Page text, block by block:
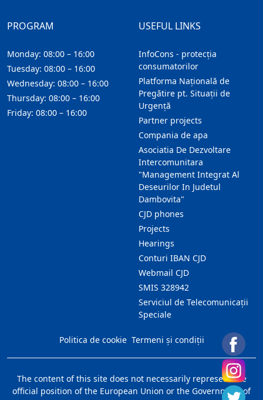
USEFUL LINKS
InfoCons - protecția
consumatorilor
Platforma Națională de
Pregătire pt. Situații de
Urgență
Partner projects
Compania de apa
Asociatia De Dezvoltare
Intercomunitara
"Management Integrat Al
Deseurilor In Judetul
Dambovita"
CJD phones
Projects
Hearings
Conturi IBAN CJD
Webmail CJD
SMIS 328942
Serviciul de Telecomunicații
Speciale
PROGRAM
Monday: 08:00 – 16:00
Tuesday: 08:00 – 16:00
Wednesday: 08:00 – 16:00
Thursday: 08:00 – 16:00
Friday: 08:00 – 16:00
Politica de cookie Termeni și condiții
The content of this site does not necessarily represent the
official position of the European Union or the Government of